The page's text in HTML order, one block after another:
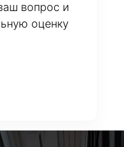
вопрос и
оценку